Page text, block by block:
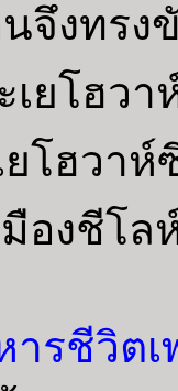
จึงทรง
เยโฮ
โฮวาห์
องชีโล
ารชีวิต